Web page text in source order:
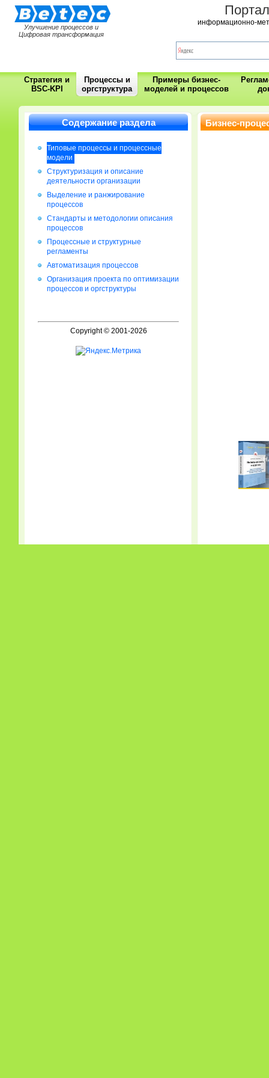
Улучшение процессов и
Цифровая трансформация
информационно-
Стратегия и
BSC-KPI
Процессы и
оргструктура
Примеры бизнес-
моделей и процессов
Содержание раздела
Типовые процессы и процессные
модели
Cтруктуризация и описание
деятельности организации
Выделение и ранжирование
процессов
Стандарты и методологии описания
процессов
Процессные и структурные
регламенты
Автоматизация процессов
Организация проекта по оптимизации
процессов и оргструктуры
Copyright © 2001-2026
Бизнес-